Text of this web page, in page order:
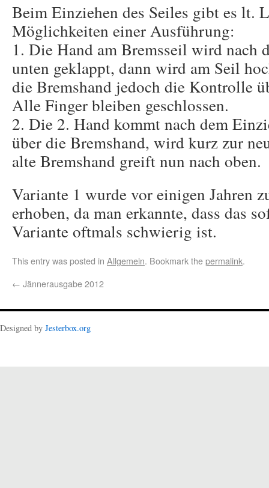
Beim Einziehen des Seiles gibt es lt.
Möglichkeiten einer Ausführung:
1. Die Hand am Bremsseil wird nach
unten geklappt, dann wird am Seil
die Bremshand jedoch die Kontrolle
Alle Finger bleiben geschlossen.
2. Die 2. Hand kommt nach dem
über die Bremshand, wird kurz zur
alte Bremshand greift nun nach oben.
Variante 1 wurde vor einigen Jahren
erhoben, da man erkannte, dass das
Variante oftmals schwierig ist.
This entry was posted in Allgemein. Bookmark thepermalink.
← Jännerausgabe 2012
Designed by Jesterbox.org